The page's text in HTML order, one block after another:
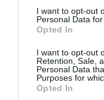
I want to opt-out
Personal Data
Opted In
I want to opt-out
Retention, Sale,
Personal Data
Purposes for
Opted In
στο βικτωριανό
μαλλιά